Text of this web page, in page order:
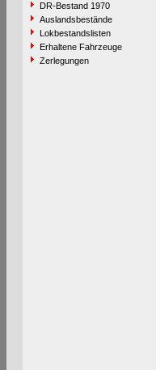
DR-Bestand 1970
Auslandsbestände
Lokbestandslisten
Erhaltene Fahrzeuge
Zerlegungen